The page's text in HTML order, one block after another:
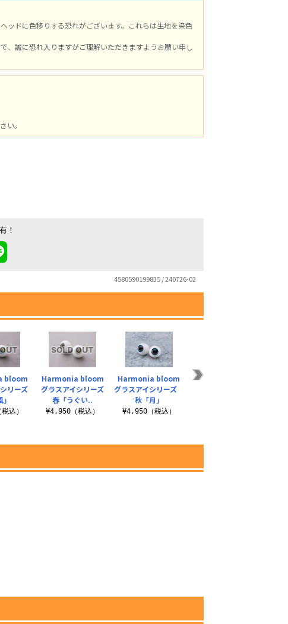
ッドに色移りする恐れがございます。これらは生地を染色
、誠に恐れ入りますがご理解いただきますようお願い申し
い。
！
4580590199835 / 240726-02
bloom
リーズ
込）
Harmonia bloom
グラスアイシリーズ
春「うぐい..
¥4,950（税込）
Harmonia bloom
グラスアイシリーズ
秋「月」
¥4,950（税込）
Harmonia bloom